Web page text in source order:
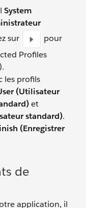
System
sur
pour
Profiles
les profils
(Utilisateur
et
standard).
(Enregistrer
de
application, il